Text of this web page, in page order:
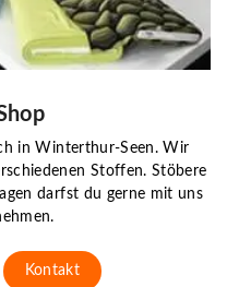
in Winterthur-Seen. Wir
Stoffen. Stöbere
darfst du gerne mit uns
Kontakt